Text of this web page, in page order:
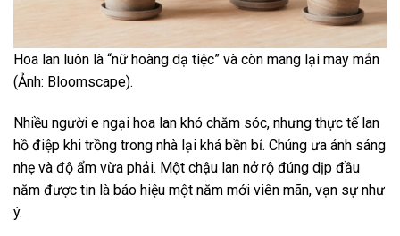
Hoa lan luôn là “nữ hoàng dạ tiệc” và còn mang lại may mắn
(Ảnh: Bloomscape).
Nhiều người e ngại hoa lan khó chăm sóc, nhưng thực tế lan
hồ điệp khi trồng trong nhà lại khá bền bỉ. Chúng ưa ánh sáng
nhẹ và độ ẩm vừa phải. Một chậu lan nở rộ đúng dịp đầu
năm được tin là báo hiệu một năm mới viên mãn, vạn sự như
ý.